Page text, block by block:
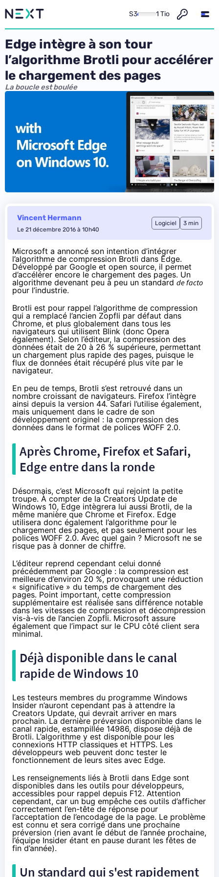
S3 1 Tio
Edge intègre à son tour
l’algorithme Brotli pour accélérer
le chargement des pages
La boucle est boulée
Vincent Hermann
Le 21 décembre 2016 à 10h40
Logiciel 3 min
Microsoft a annoncé son intention d’intégrer
l’algorithme de compression Brotli dans Edge.
Développé par Google et open source, il permet
d’accélérer encore le chargement des pages. Un
algorithme devenant peu à peu un standard de facto
pour l’industrie.
Brotli est pour rappel l’algorithme de compression
qui a remplacé l’ancien Zopfli par défaut dans
Chrome, et plus globalement dans tous les
navigateurs qui utilisent Blink (donc Opera
également). Selon l’éditeur, la compression des
données était de 20 à 26 % supérieure, permettant
un chargement plus rapide des pages, puisque le
flux de données était récupéré plus vite par le
navigateur.
En peu de temps, Brotli s’est retrouvé dans un
nombre croissant de navigateurs. Firefox l’intègre
ainsi depuis la version 44. Safari l’utilise également,
mais uniquement dans le cadre de son
développement originel : la compression des
données dans le format de polices WOFF 2.0.
Après Chrome, Firefox et Safari,
Edge entre dans la ronde
Désormais, c’est Microsoft qui rejoint la petite
troupe. À compter de la Creators Update de
Windows 10, Edge intègrera lui aussi Brotli, de la
même manière que Chrome et Firefox. Edge
utilisera donc également l’algorithme pour le
chargement des pages, et pas seulement pour les
polices WOFF 2.0. Avec quel gain ? Microsoft ne se
risque pas à donner de chiffre.
L’éditeur reprend cependant celui donné
précédemment par Google : la compression est
meilleure d’environ 20 %, provoquant une réduction
« significative » du temps de chargement des
pages. Point important, cette compression
supplémentaire est réalisée sans différence notable
dans les vitesses de compression et décompression
vis-à-vis de l’ancien Zopfli. Microsoft assure
également que l’impact sur le CPU côté client sera
minimal.
Déjà disponible dans le canal
rapide deWindows 10
Les testeurs membres du programme Windows
Insider n’auront cependant pas à attendre la
Creators Update, qui devrait arriver en mars
prochain. La dernière préversion disponible dans le
canal rapide, estampillée 14986, dispose déjà de
Brotli. L’algorithme y est disponible pour les
connexions HTTP classiques et HTTPS. Les
développeurs web peuvent donc tester le
fonctionnement de leurs sites avec Edge.
Les renseignements liés à Brotli dans Edge sont
disponibles dans les outils pour développeurs,
accessibles pour rappel depuis F12. Attention
cependant, car un bug empêche ces outils d’afficher
correctement l’en-tête de réponse pour
l’acceptation de l’encodage de la page. Le problème
est connu et sera corrigé dans une prochaine
préversion (rien avant le début de l’année prochaine,
l’équipe Insider étant en pause durant les fêtes de
fin d’année).
Un standard qui s'est rapidement